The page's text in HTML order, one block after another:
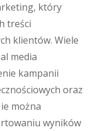
który
treści
klientów. Wiele
media
kampanii
oraz
można
wyników